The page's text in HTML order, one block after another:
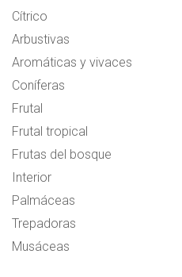
Cítrico
Arbustivas
Aromáticas y vivaces
Coníferas
Frutal
Frutal tropical
Frutas del bosque
Interior
Palmáceas
Trepadoras
Musáceas